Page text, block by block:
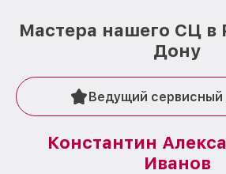
Мастера нашего СЦ в
Дону
Ведущий
Константин
Иванов